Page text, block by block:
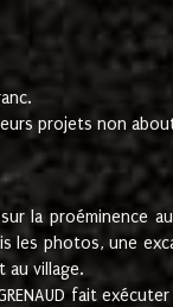
projets non
la proéminence
les photos, une
au village.
fait